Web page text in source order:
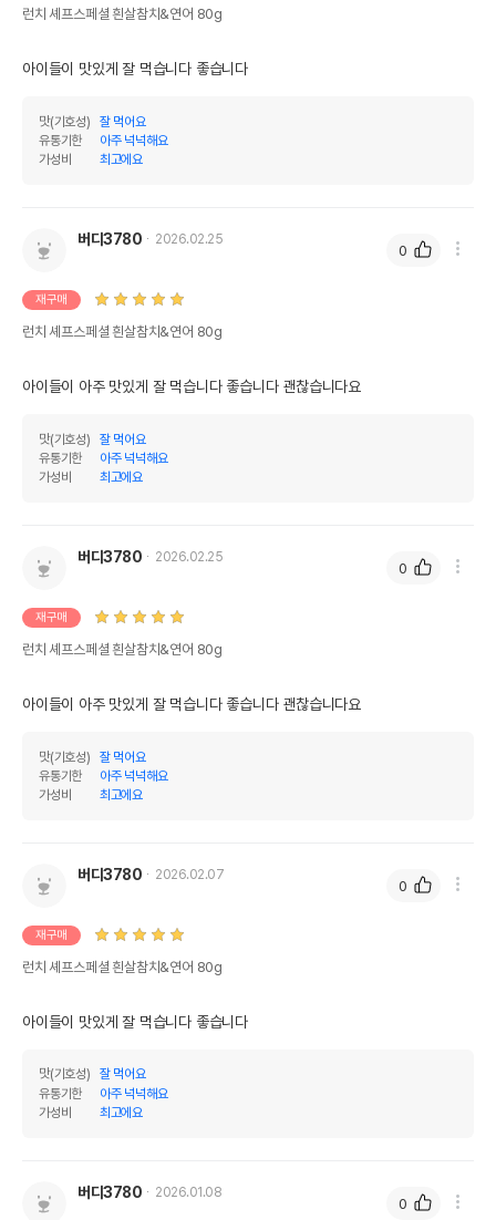
런치 셰프스페셜 흰살참치&연어 80g
아이들이 맛있게 잘 먹습니다 좋습니다
맛(기호성)
잘 먹어요
유통기한
아주 넉넉해요
가성비
최고에요
버디3780 2026.02.25
재구매
런치 셰프스페셜 흰살참치&연어 80g
아이들이 아주 맛있게 잘 먹습니다 좋습니다 괜찮습니다요
맛(기호성)
잘 먹어요
유통기한
아주 넉넉해요
가성비
최고에요
0
버디3780 2026.02.25
재구매
런치 셰프스페셜 흰살참치&연어 80g
아이들이 아주 맛있게 잘 먹습니다 좋습니다 괜찮습니다요
맛(기호성)
잘 먹어요
유통기한
아주 넉넉해요
가성비
최고에요
0
버디3780 2026.02.07
재구매
런치 셰프스페셜 흰살참치&연어 80g
아이들이 맛있게 잘 먹습니다 좋습니다
맛(기호성)
잘 먹어요
유통기한
아주 넉넉해요
가성비
최고에요
0
버디3780 2026.01.08
0